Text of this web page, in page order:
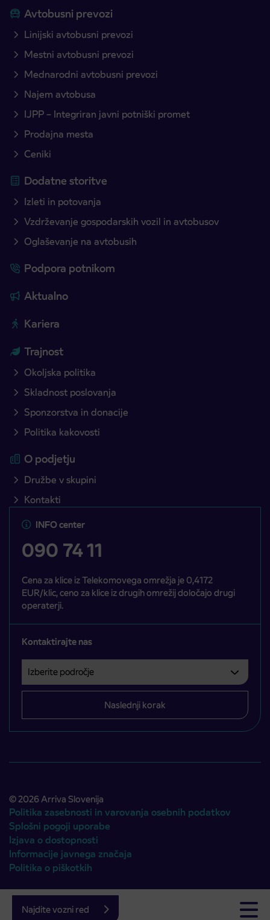
Najdite vozni red
Avtobusni prevozi
Linijski avtobusni prevozi
Mestni avtobusni prevozi
Mednarodni avtobusni prevozi
Najem avtobusa
IJPP – Integriran javni potniški promet
Prodajna mesta
Ceniki
Dodatne storitve
Izleti in potovanja
Vzdrževanje gospodarskih vozil in avtobusov
Oglaševanje na avtobusih
Podpora potnikom
Aktualno
Kariera
Trajnost
Okoljska politika
Skladnost poslovanja
Sponzorstva in donacije
Politika kakovosti
O podjetju
Družbe v skupini
Kontakti
INFO center
090 74 11
Cena za klice iz Telekomovega omrežja je 0,4172
EUR/klic, ceno za klice iz drugih omrežij določajo drugi
operaterji.
Kontaktirajte nas
Izberite področje
Področje je obvezno izbrati.
Naslednji korak
© 2026 Arriva Slovenija
Politika zasebnosti in varovanja osebnih podatkov
Splošni pogoji uporabe
Izjava o dostopnosti
Informacije javnega značaja
Politika o piškotkih
Avtorji:Emigma